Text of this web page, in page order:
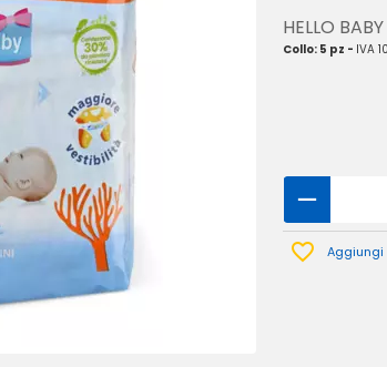
HELLO BABY
Collo: 5 pz - IVA
Aggiungi